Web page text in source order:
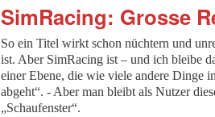
SimRacing: Grosse
So ein Titel wirkt schon nüchtern und
ist. Aber SimRacing ist – und ich bleibe
einer Ebene, die wie viele andere Dinge
abgeht“. - Aber man bleibt als Nutzer
„Schaufenster“.